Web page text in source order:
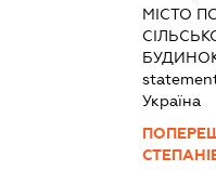
МІСТО
БУДИНОК
Україна